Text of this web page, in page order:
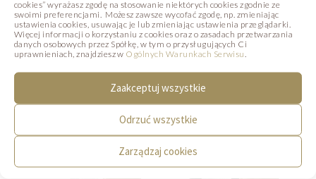
cookies” wyrażasz zgodę na stosowanie niektórych cookies zgodnie ze
swoimi preferencjami. Możesz zawsze wycofać zgodę, np. zmieniając
ustawienia cookies, usuwając je lub zmieniając ustawienia przeglądarki.
Więcej informacji o korzystaniu z cookies oraz o zasadach przetwarzania
danych osobowych przez Spółkę, w tym o przysługujących Ci
uprawnieniach, znajdziesz w Ogólnych Warunkach Serwisu
Zaakceptuj wszystkie
Odrzuć wszystkie
Zarządzaj cookies
PODOBNE PRODUKTY
Poniżej prezentujemy produkty, które mogą
Państwa zainteresować.